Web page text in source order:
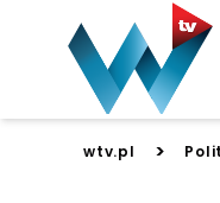
wtv.pl >